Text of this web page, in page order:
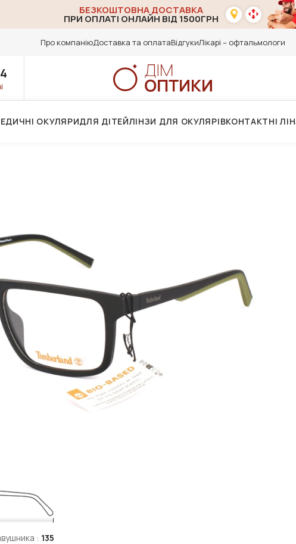
БЕЗКОШТОВНА ДОСТАВКА
ПРИ ОПЛАТІ ОНЛАЙН ВІД 1500ГРН
Про компаніюДоставка та оплатаВідгукиЛікарі – офтальмологи
ОКУЛЯРИДЛЯ ДІТЕЙЛІНЗИ ДЛЯ ОКУЛЯРІВКОНТАКТНІ
: 135